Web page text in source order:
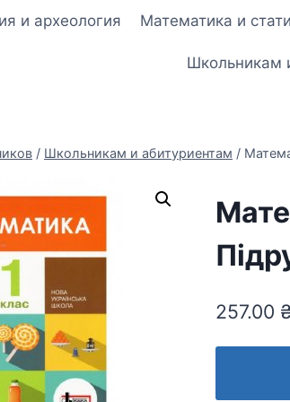
и археология Математика и
Школьникам
/ Школьникам и абитуриентам /
257.00